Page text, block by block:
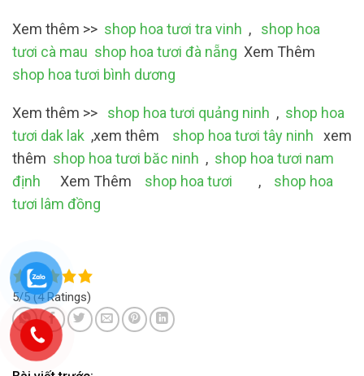
Xem thêm >> shop hoa tươi tra vinh , shop hoa
tươi cà mau shop hoa tươi đà nẵng Xem Thêm
shop hoa tươi bình dương
Xem thêm >> shop hoa tươi quảng ninh , shop hoa
tươi dak lak ,xem thêm shop hoa tươi tây ninh xem
thêm shop hoa tươi băc ninh , shop hoa tươi nam
định Xem Thêm shop hoa tươi ,
shop hoa
tươi lâm đồng
5/5 (4 Ratings)